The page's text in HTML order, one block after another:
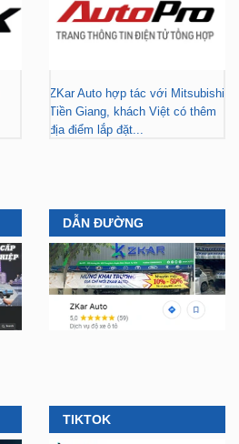
ZKar Auto hợp tác với Mitsubishi
Tiền Giang, khách Việt có thêm
địa điểm lắp đặt...
DẪN ĐƯỜNG
TIKTOK